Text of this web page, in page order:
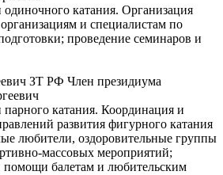
одиночного катания. Организация
и специалистам по
проведение семинаров и
ЗТ РФ Член президиума
парного катания. Координация и
развития фигурного катания
любители, оздоровительные группы
массовых мероприятий;
помощи балетам и любительским